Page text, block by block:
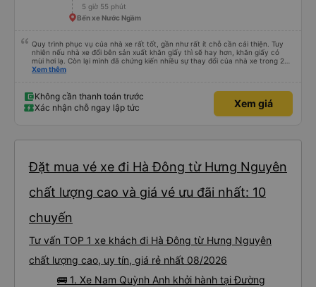
5 giờ 55 phút
Bến xe Nước Ngầm
Quy trình phục vụ của nhà xe rất tốt, gần như rất ít chỗ cần cải thiện. Tuy
nhiên nếu nhà xe đổi bên sản xuất khăn giấy thì sẽ hay hơn, khăn giấy có
mùi hơi lạ. Còn lại mình đã chứng kiến nhiều sự thay đổi của nhà xe trong 2
tháng vừa rồi: tài xế và phụ xe ngày càng thân thiện, quy trình phục vụ rõ
Xem thêm
Không cần thanh toán trước
Xác nhận chỗ ngay lập tức
Xem giá
Đặt mua vé xe đi Hà Đông từ Hưng Nguyên
chất lượng cao và giá vé ưu đãi nhất: 10
chuyến
Tư vấn TOP 1 xe khách đi Hà Đông từ Hưng Nguyên
chất lượng cao, uy tín, giá rẻ nhất 08/2026
🚌 1. Xe Nam Quỳnh Anh khởi hành tại Đường